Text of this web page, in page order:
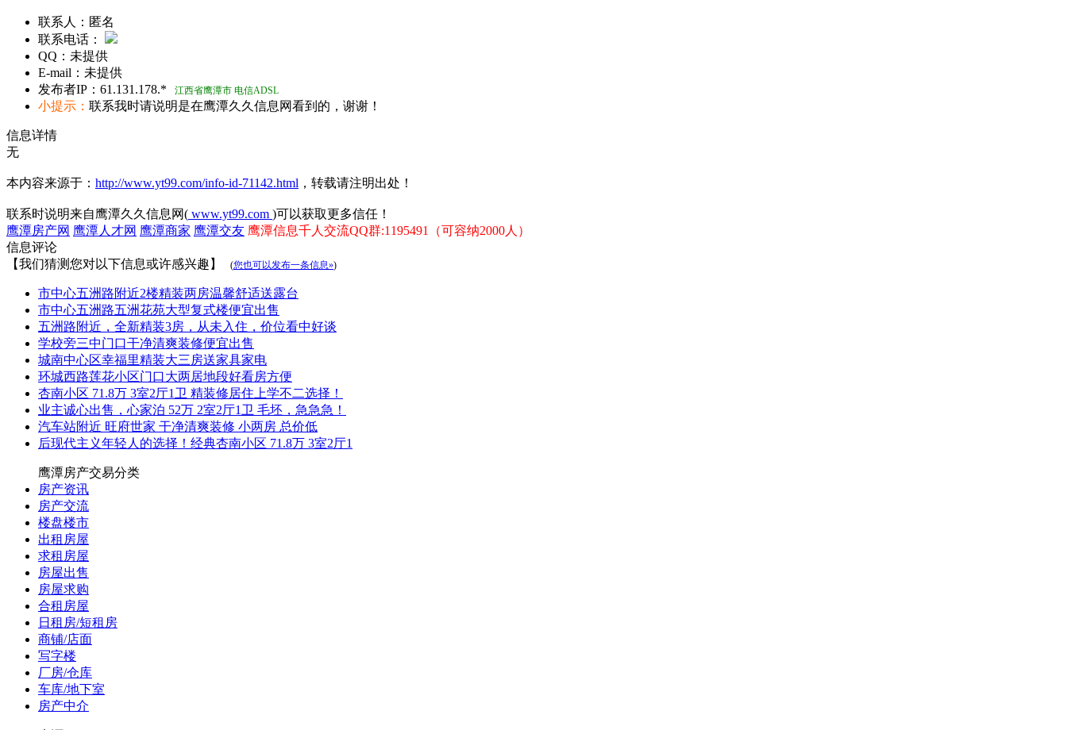
联系人： 匿名
联系电话：
QQ： 未提供
E-mail： 未提供
发布者IP： 61.131.178.* 江西省鹰潭市 电信ADSL
小提示： 联系我时请说明是在鹰潭久久信息网看到的，谢谢！
信息详情
无
本内容来源于： http://www.yt99.com/info-id-71142.html ，转载请注明出处！
联系时说明来自鹰潭久久信息网( www.yt99.com )可以获取更多信任！
鹰潭房产网 鹰潭人才网 鹰潭商家 鹰潭交友 鹰潭信息千人交流QQ群:1195491（可容纳2000人）
信息评论
【我们猜测您对以下信息或许感兴趣】
(您也可以发布一条信息»)
市中心五洲路附近2楼精装两房温馨舒适送露台
市中心五洲路五洲花苑大型复式楼便宜出售
五洲路附近，全新精装3房，从未入住，价位看中好谈
学校旁三中门口干净清爽装修便宜出售
城南中心区幸福里精装大三房送家具家电
环城西路莲花小区门口大两居地段好看房方便
杏南小区 71.8万 3室2厅1卫 精装修居住上学不二选择！
业主诚心出售，心家泊 52万 2室2厅1卫 毛坯，急急急！
汽车站附近 旺府世家 干净清爽装修 小两房 总价低
后现代主义年轻人的选择！经典杏南小区 71.8万 3室2厅1
鹰潭房产交易分类
房产资讯
房产交流
楼盘楼市
出租房屋
求租房屋
房屋出售
房屋求购
合租房屋
日租房/短租房
商铺/店面
写字楼
厂房/仓库
车库/地下室
房产中介